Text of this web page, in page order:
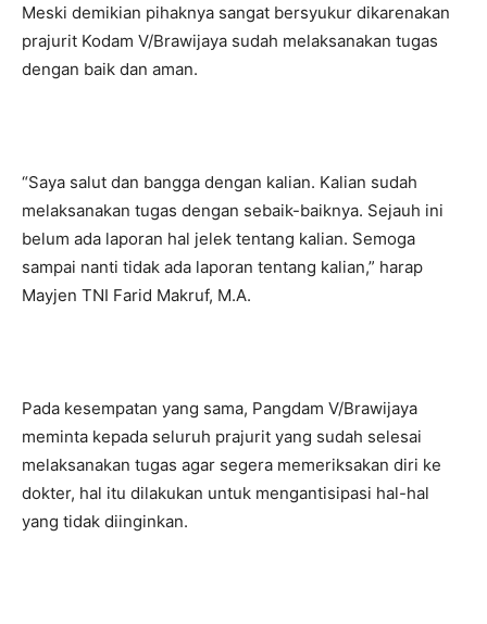
Meski demikian pihaknya sangat bersyukur dikarenakan
prajurit Kodam V/Brawijaya sudah melaksanakan tugas
dengan baik dan aman.
“Saya salut dan bangga dengan kalian. Kalian sudah
melaksanakan tugas dengan sebaik-baiknya. Sejauh ini
belum ada laporan hal jelek tentang kalian. Semoga
sampai nanti tidak ada laporan tentang kalian,” harap
Mayjen TNI Farid Makruf, M.A.
Pada kesempatan yang sama, Pangdam V/Brawijaya
meminta kepada seluruh prajurit yang sudah selesai
melaksanakan tugas agar segera memeriksakan diri ke
dokter, hal itu dilakukan untuk mengantisipasi hal-hal
yang tidak diinginkan.